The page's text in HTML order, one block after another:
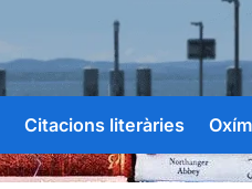
Citacions literàries